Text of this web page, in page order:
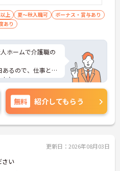
上 夏～秋入職可
ボーナス・賞与あり
あり
ホームで介護職の
るので、仕事とプ
す♪
ップも目指せま
伝えしますので、
無料 紹介してもらう
更新日：2026年08月03日
い